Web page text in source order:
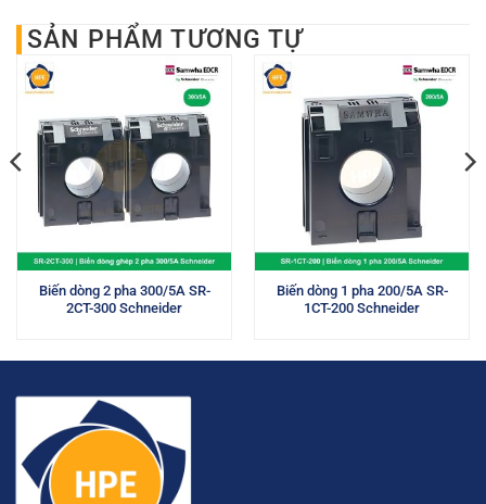
SẢN PHẨM TƯƠNG TỰ
Biến dòng 2 pha 300/5A SR-
2CT-300 Schneider
Biến dòng 1 pha 200/5A SR-
1CT-200 Schneider